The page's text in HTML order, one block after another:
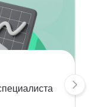
полных и
указывают
по
В целом